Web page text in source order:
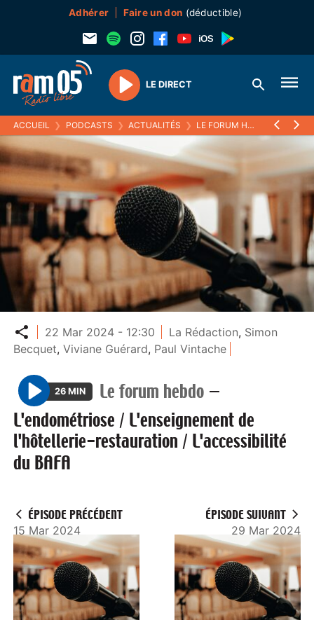
Adhérer Faire un don (déductible)
Play
LE DIRECT
ACCUEIL ❯ PODCASTS ❯ ACTUALITÉS ❯ LE FORUM HEBDO ❯
Partager
22 Mar 2024 - 12:30 La Rédaction, Simon
Becquet,Viviane Guérard, Paul Vintache
P
l
a
y
26 MIN Le forum hebdo —
L'endométriose / L'enseignement de
l'hôtellerie-restauration / L'accessibilité
du BAFA
ÉPISODE PRÉCÉDENT
15 Mar 2024
ÉPISODE SUIVANT
29 Mar 2024